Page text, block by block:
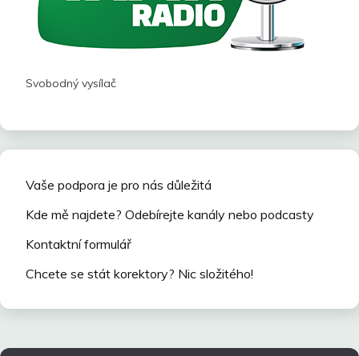
Svobodný vysílač
Vaše podpora je pro nás důležitá
Kde mě najdete? Odebírejte kanály nebo podcasty
Kontaktní formulář
Chcete se stát korektory? Nic složitého!